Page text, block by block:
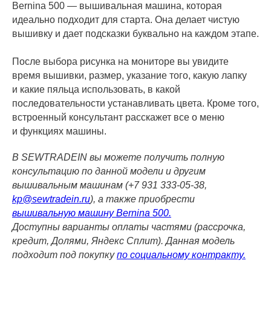
Bernina 500 — вышивальная машина, которая
идеально подходит для старта. Она делает чистую
вышивку и дает подсказки буквально на каждом этапе.
После выбора рисунка на мониторе вы увидите
время вышивки, размер, указание того, какую лапку
и какие пяльца использовать, в какой
последовательности устанавливать цвета. Кроме того,
встроенный консультант расскажет все о меню
и функциях машины.
В SEWTRADEIN вы можете получить полную
консультацию по данной модели и другим
вышивальным машинам (+7 931 333-05-38,
kp@sewtradein.ru), а также приобрести
вышивальную машину Bernina 500.
Доступны варианты оплаты частями (рассрочка,
кредит, Долями, Яндекс Сплит). Данная модель
подходит под покупкупо социальному контракту.